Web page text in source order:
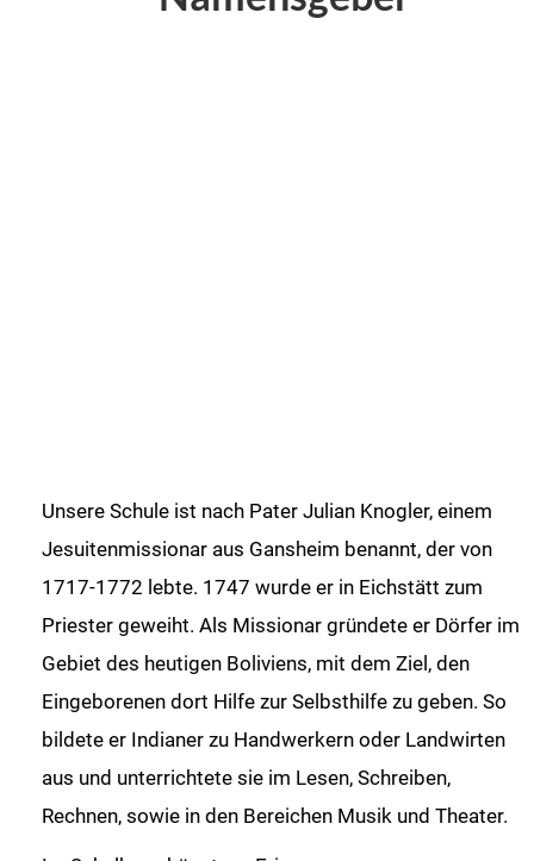
Unsere Schule ist nach Pater Julian Knogler, einem
Jesuitenmissionar aus Gansheim benannt, der von
1717-1772 lebte. 1747 wurde er in Eichstätt zum
Priester geweiht. Als Missionar gründete er Dörfer im
Gebiet des heutigen Boliviens, mit dem Ziel, den
Eingeborenen dort Hilfe zur Selbsthilfe zu geben. So
bildete er Indianer zu Handwerkern oder Landwirten
aus und unterrichtete sie im Lesen, Schreiben,
Rechnen, sowie in den Bereichen Musik und Theater.